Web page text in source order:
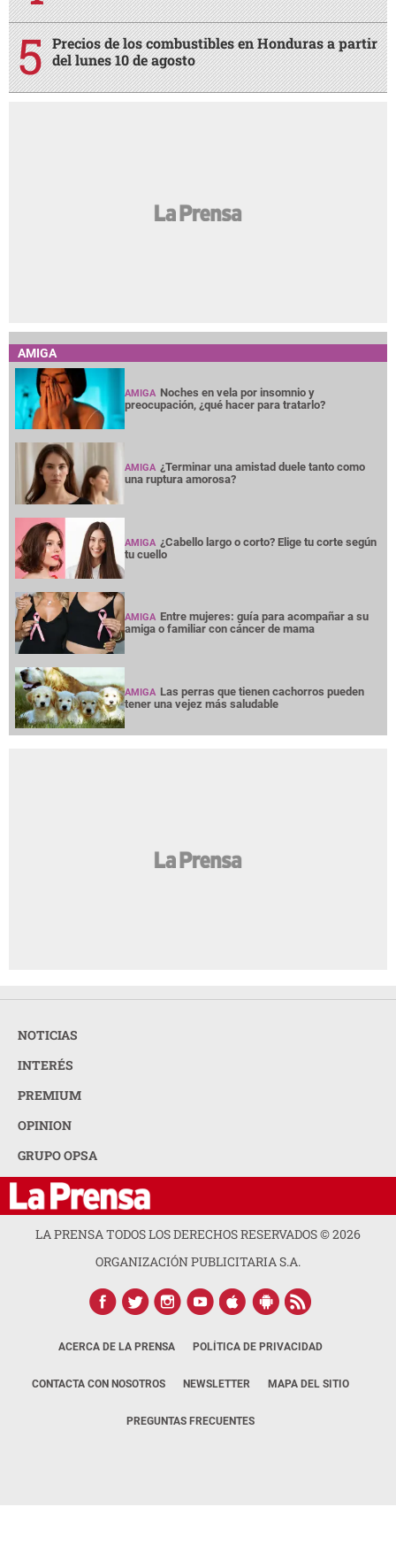
Precios de los combustibles en Honduras a partir
del lunes 10 de agosto
AMIGA
AMIGA Noches en vela por insomnio y
preocupación, ¿qué hacer para tratarlo?
AMIGA ¿Terminar una amistad duele tanto como
una ruptura amorosa?
AMIGA ¿Cabello largo o corto? Elige tu corte según
tu cuello
AMIGA Entre mujeres: guía para acompañar a su
amiga o familiar con cáncer de mama
AMIGA Las perras que tienen cachorros pueden
tener una vejez más saludable
NOTICIAS
INTERÉS
PREMIUM
OPINION
GRUPO OPSA
LA PRENSA TODOS LOS DERECHOS RESERVADOS ©2026
ORGANIZACIÓN PUBLICITARIA S.A.
ACERCA DE LA PRENSA POLÍTICA DE PRIVACIDAD
CONTACTA CON NOSOTROS NEWSLETTER MAPA DEL SITIO
PREGUNTAS FRECUENTES